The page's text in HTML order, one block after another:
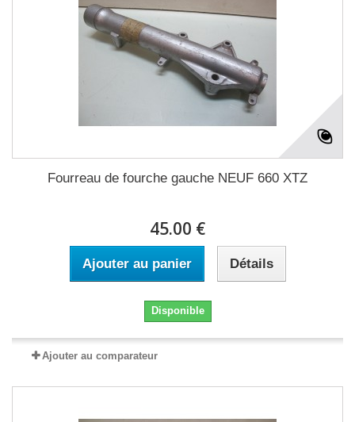
Fourreau de fourche gauche NEUF 660 XTZ
45.00 €
Ajouter au panier Détails
Disponible
Ajouter au comparateur